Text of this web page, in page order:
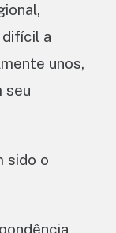
a
unos,
seu
sido o